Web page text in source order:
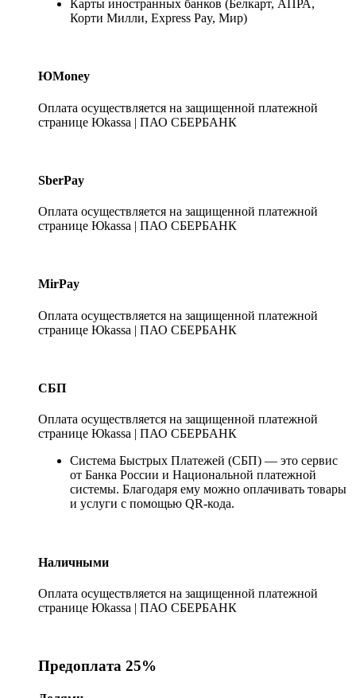
Карты иностранных банков (Белкарт, АПРА,
Корти Милли, Express Pay, Мир)
ЮMoney
Оплата осуществляется на защищенной платежной
странице Юkassa | ПАО СБЕРБАНК
SberPay
Оплата осуществляется на защищенной платежной
странице Юkassa | ПАО СБЕРБАНК
MirPay
Оплата осуществляется на защищенной платежной
странице Юkassa | ПАО СБЕРБАНК
СБП
Оплата осуществляется на защищенной платежной
странице Юkassa | ПАО СБЕРБАНК
Система Быстрых Платежей (СБП) — это сервис
от Банка России и Национальной платежной
системы. Благодаря ему можно оплачивать товары
и услуги с помощью QR-кода.
Наличными
Оплата осуществляется на защищенной платежной
странице Юkassa | ПАО СБЕРБАНК
Предоплата 25%